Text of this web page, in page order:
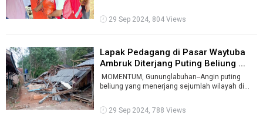
29 Sep 2024, 804 Views
Lapak Pedagang di Pasar Waytuba
Ambruk Diterjang Puting Beliung ...
MOMENTUM, Gununglabuhan--Angin puting
beliung yang menerjang sejumlah wilayah di
29 Sep 2024, 788 Views